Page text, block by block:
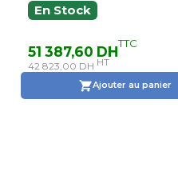
En Stock
51 387,60 DHTTC
42 823,00 DH HT
Ajouter au panier